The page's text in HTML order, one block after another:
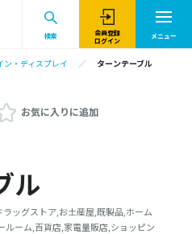
検索
会員登録
ログイン
メニュー
ン・ディスプレイ ターンテーブル
お気に入りに追加
ル
ッグストア,お土産屋,既製品,ホーム
ルーム,百貨店,家電量販店,ショッピン